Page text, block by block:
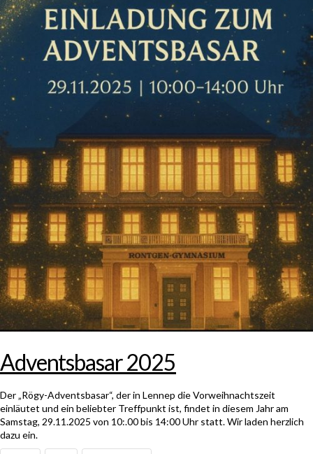
Adventsbasar 2025
Der „Rögy-Adventsbasar“, der in Lennep die Vorweihnachtszeit
einläutet und ein beliebter Treffpunkt ist, findet in diesem Jahr am
Samstag, 29.11.2025 von 10:.00 bis 14:00 Uhr statt. Wir laden herzlich
dazu ein.